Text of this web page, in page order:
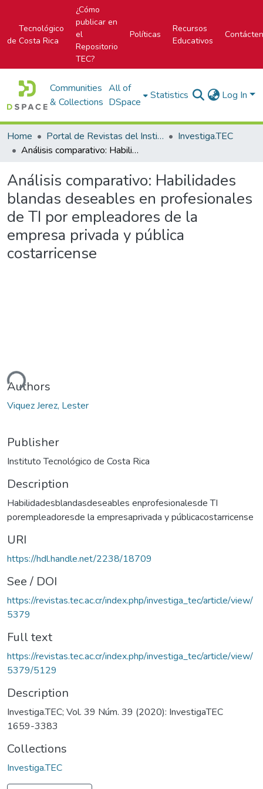
Tecnológico
de Costa Rica
¿Cómo
publicar en
el
Repositorio
TEC?
Políticas
Recursos
Educativos
Communities
& Collections
All of
DSpace
Statistics Log In
Home Portal de Revistas del Instituto Tecnológico de Costa Rica
Investiga.TEC
Análisis comparativo: Habilidades blandas deseables en profesionales de TI por empleadores de la empresa privada y pública costarricense
Análisis comparativo: Habilidades
blandas deseables en profesionales
de TI por empleadores de la
empresa privada y pública
costarricense
Authors
Viquez Jerez, Lester
Publisher
Instituto Tecnológico de Costa Rica
Description
Habilidadesblandasdeseables enprofesionalesde TI
porempleadoresde la empresaprivada y públicacostarricense
URI
https://hdl.handle.net/2238/18709
See / DOI
https://revistas.tec.ac.cr/index.php/investiga_tec/article/view/
5379
Full text
https://revistas.tec.ac.cr/index.php/investiga_tec/article/view/
5379/5129
Description
Investiga.TEC; Vol. 39 Núm. 39 (2020): InvestigaTEC
1659-3383
Collections
Investiga.TEC